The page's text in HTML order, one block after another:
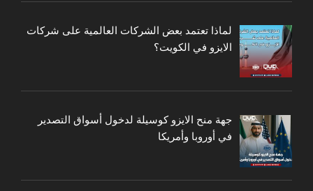
لماذا تعتمد بعض الشركات العالمية على شركات
الايزو في الكويت؟
جهة منح الايزو كوسيلة لدخول أسواق التصدير
في أوروبا وأمريكا